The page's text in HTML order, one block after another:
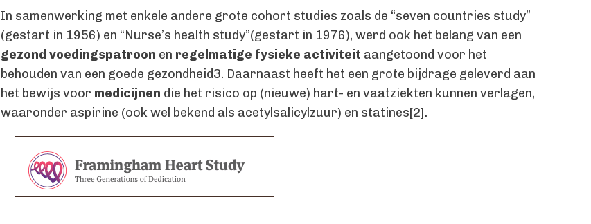
In samenwerking met enkele andere grote cohort studies zoals de “seven countries study”
(gestart in 1956) en “Nurse’s health study”(gestart in 1976), werd ook het belang van een
gezond voedingspatroon en regelmatige fysieke activiteit aangetoond voor het
behouden van een goede gezondheid3. Daarnaast heeft het een grote bijdrage geleverd aan
het bewijs voor medicijnen die het risico op (nieuwe) hart- en vaatziekten kunnen verlagen,
waaronder aspirine (ook wel bekend als acetylsalicylzuur) en statines[2].